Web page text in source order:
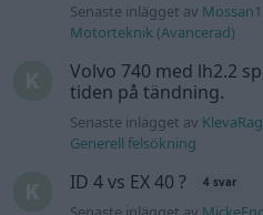
Senaste inlägget av
Motorteknik (Avancerad)
Volvo 740 med lh2.2
tiden på tändning.
Senaste inlägget av
Generell felsökning
ID 4 vs EX 40 ? 4 svar